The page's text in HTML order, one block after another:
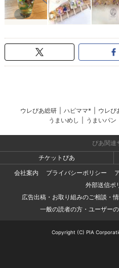
ウレぴあ総研 ハピママ* ウレぴ
うまいめし
うまいパン
ぴあ関連
チケットぴあ
会社案内
プライバシーポリシー
外部送信ポ
広告出稿・お取り組みのご相談・
一般の読者の方・ユーザー
Copyright (C) PIA